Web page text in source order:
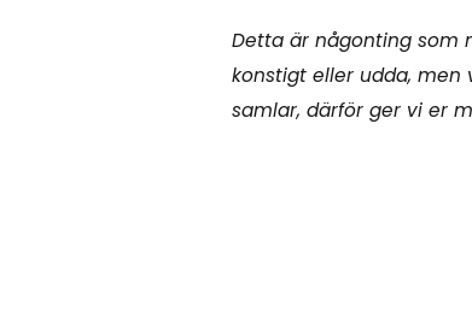
Detta är någonting som
konstigt eller udda,
samlar, därför ger vi er